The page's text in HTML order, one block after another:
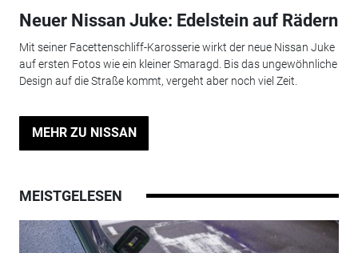
Neuer Nissan Juke: Edelstein auf Rädern
Mit seiner Facettenschliff-Karosserie wirkt der neue Nissan Juke
auf ersten Fotos wie ein kleiner Smaragd. Bis das ungewöhnliche
Design auf die Straße kommt, vergeht aber noch viel Zeit.
MEHR ZU NISSAN
MEISTGELESEN